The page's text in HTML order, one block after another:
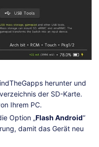
herunter und
der SD-Karte.
Ihrem PC.
Option „Flash Android“
damit das Gerät neu